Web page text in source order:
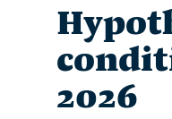
2026